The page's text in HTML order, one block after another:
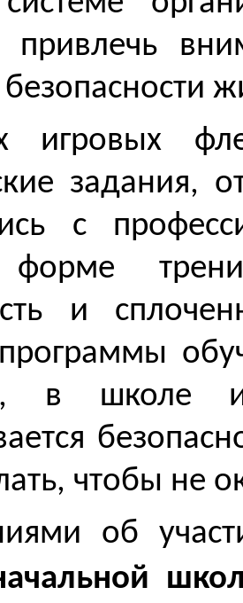
привлечь
игровых
задания,
с
форме
и
в школе и
чтобы не
об
начальной